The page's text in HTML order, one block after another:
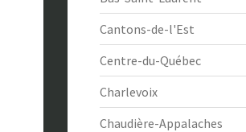
Cantons-de-l'Est
Centre-du-Québec
Charlevoix
Chaudière-Appalaches